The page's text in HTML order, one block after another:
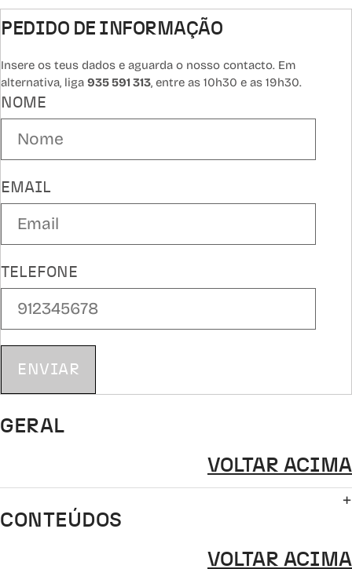
PEDIDO DE INFORMAÇÃO
Insere os teus dados e aguarda o nosso contacto. Em
alternativa, liga 935 591 313, entre as 10h30 e as 19h30.
NOME
EMAIL
TELEFONE
ENVIAR
GERAL
VOLTAR ACIMA
CONTEÚDOS
VOLTAR ACIMA